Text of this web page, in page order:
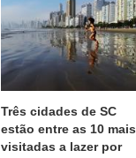
Três cidades de SC
estão entre as 10 mais
visitadas a lazer por